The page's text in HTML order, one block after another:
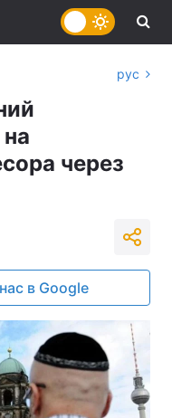
рус
через
в Google